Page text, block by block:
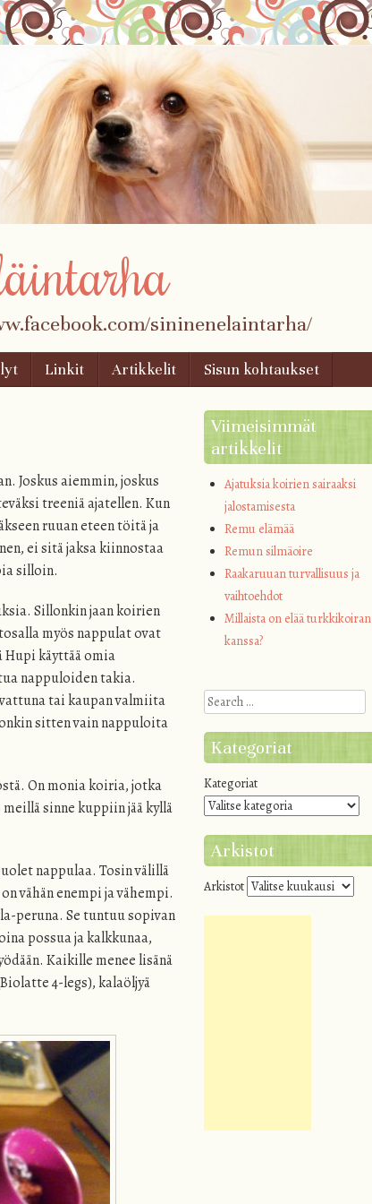
sininenelaintarha/
Linkit Artikkelit Sisun kohtaukset
Joskus aiemmin, joskus
treeniä ajatellen. Kun
ruuan eteen töitä ja
ei sitä jaksa kiinnostaa
silloin.
Sillonkin jaan koirien
myös nappulat ovat
käyttää omia
nappuloiden takia.
tai kaupan valmiita
sitten vain nappuloita
On monia koiria, jotka
sinne kuppiin jää kyllä
nappulaa. Tosin välillä
vähän enempi ja vähempi.
peruna. Se tuntuu sopivan
possua ja kalkkunaa,
Kaikille menee lisänä
4-legs), kalaöljyä
Viimeisimmät
artikkelit
Ajatuksia koirien sairaaksi
jalostamisesta
Remu elämää
Remun silmäoire
Raakaruuan turvallisuus ja
vaihtoehdot
Millaista on elää turkkikoiran
kanssa?
Search
Kategoriat
Kategoriat
Arkistot
Arkistot